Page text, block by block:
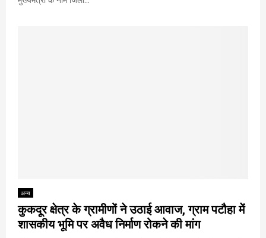
अन्य
कुकदूर क्षेत्र के ग्रामीणों ने उठाई आवाज, ग्राम पटौहा में
शासकीय भूमि पर अवैध निर्माण रोकने की मांग